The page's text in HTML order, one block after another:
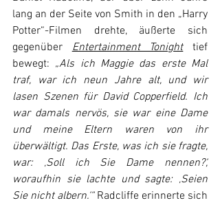
lang an der Seite von Smith in den „Harry
Potter“-Filmen drehte, äußerte sich
gegenüber Entertainment Tonight tief
bewegt: „Als ich Maggie das erste Mal
traf, war ich neun Jahre alt, und wir
lasen Szenen für David Copperfield. Ich
war damals nervös, sie war eine Dame
und meine Eltern waren von ihr
überwältigt. Das Erste, was ich sie fragte,
war: ‚Soll ich Sie Dame nennen?‘,
woraufhin sie lachte und sagte: ‚Seien
Sie nicht albern.‘“ Radcliffe erinnerte sich